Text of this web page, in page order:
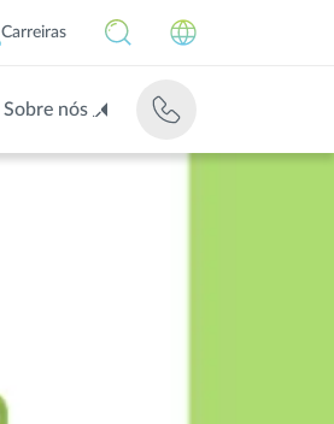
Carreiras
Sobre nós